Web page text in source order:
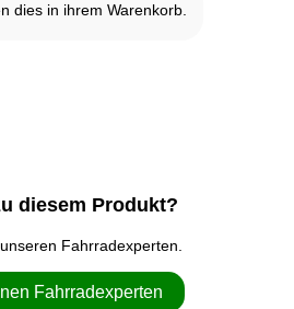
dies in ihrem Warenkorb.
diesem Produkt?
Fahrradexperten.
Fahrradexperten